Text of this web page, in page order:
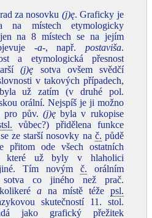
za nosovku (j)ę. Graficky je
na místech etymologicky
na 8 místech se na jejím
‑a‑, např. postaviša.
a etymologická přesnost
(j)ę sotva ovšem svědčí
v takových případech,
už zatím (v druhé pol.
orální. Nejspíš je ji možno
pro pův. (j)ębyla v rukopise
vůbec?) přidělena funkce
ze starší nosovky na č. půdě
ode všech ostatních
které už byly v hlaholici
Tím novým č. orálním
co jiného než prač.
a na místě téže psl.
skutečností 11. stol.
jako grafický přežitek